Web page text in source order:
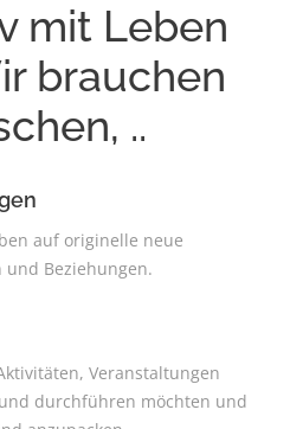
mit Leben
brauchen
..
auf originelle neue
und Beziehungen.
Veranstaltungen
durchführen möchten und